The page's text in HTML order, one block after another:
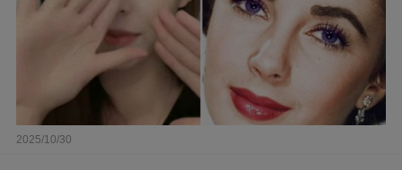
2025/10/30